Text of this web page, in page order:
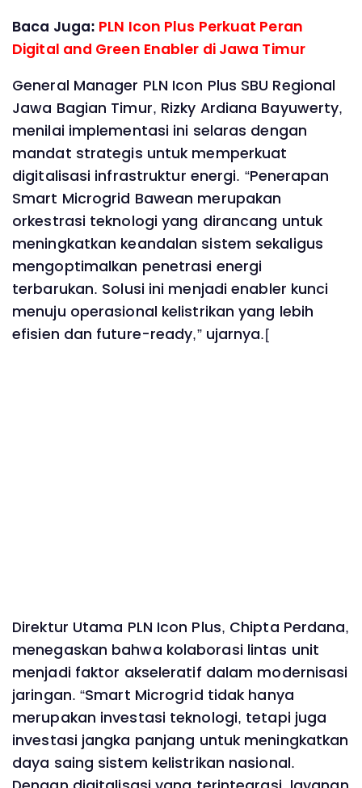
Baca Juga: PLN Icon Plus Perkuat Peran
Digital and Green Enabler di Jawa Timur
General Manager PLN Icon Plus SBU Regional
Jawa Bagian Timur, Rizky Ardiana Bayuwerty,
menilai implementasi ini selaras dengan
mandat strategis untuk memperkuat
digitalisasi infrastruktur energi. “Penerapan
Smart Microgrid Bawean merupakan
orkestrasi teknologi yang dirancang untuk
meningkatkan keandalan sistem sekaligus
mengoptimalkan penetrasi energi
terbarukan. Solusi ini menjadi enabler kunci
menuju operasional kelistrikan yang lebih
efisien dan future-ready,” ujarnya.[
Direktur Utama PLN Icon Plus, Chipta Perdana,
menegaskan bahwa kolaborasi lintas unit
menjadi faktor akseleratif dalam modernisasi
jaringan. “Smart Microgrid tidak hanya
merupakan investasi teknologi, tetapi juga
investasi jangka panjang untuk meningkatkan
daya saing sistem kelistrikan nasional.